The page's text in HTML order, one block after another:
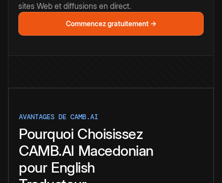
sites Web et diffusions en direct.
Commencez gratuitement →
AVANTAGES DE CAMB.AI
Pourquoi Choisissez
CAMB.AI Macedonian
pour English